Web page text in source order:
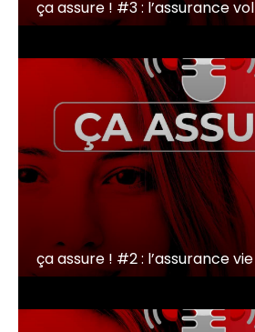
ça assure ! #3 : l’assurance vol
ça assure ! #2 : l’assurance vie